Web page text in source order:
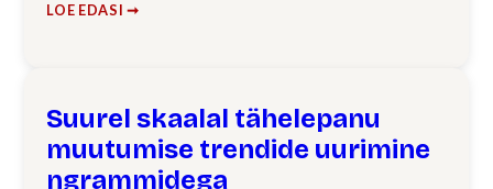
LOE EDASI ➞
Suurel skaalal tähelepanu
muutumise trendide uurimine
ngrammidega